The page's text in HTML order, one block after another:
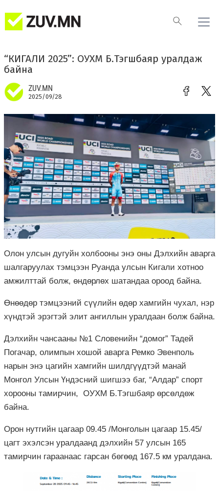
“КИГАЛИ 2025”: ОУХМ Б.Тэгшбаяр уралдаж
байна
ZUV.MN
2025/09/28
Олон улсын дугуйн холбооны энэ оны Дэлхийн аварга
шалгаруулах тэмцээн Руанда улсын Кигали хотноо
амжилттай болж, өндөрлөх шатандаа ороод байна.
Өнөөдөр тэмцээний сүүлийн өдөр хамгийн чухал, нэр
хүндтэй эрэгтэй элит ангиллын уралдаан болж байна.
Дэлхийн чансааны №1 Словенийн “домог” Тадей
Погачар, олимпын хошой аварга Ремко Эвенполь
нарын энэ цагийн хамгийн шилдгүүдтэй манай
Монгол Улсын Үндэсний шигшээ баг, “Алдар” спорт
хорооны тамирчин, ОУХМ Б.Тэгшбаяр өрсөлдөж
байна.
Орон нутгийн цагаар 09.45 /Монголын цагаар 15.45/
цагт эхэлсэн уралдаанд дэлхийн 57 улсын 165
тамирчин гараанаас гарсан бөгөөд 167.5 км уралдана.